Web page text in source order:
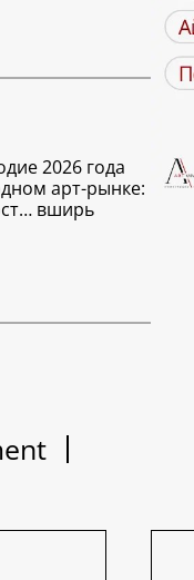
2026 года
арт-рынке:
вширь